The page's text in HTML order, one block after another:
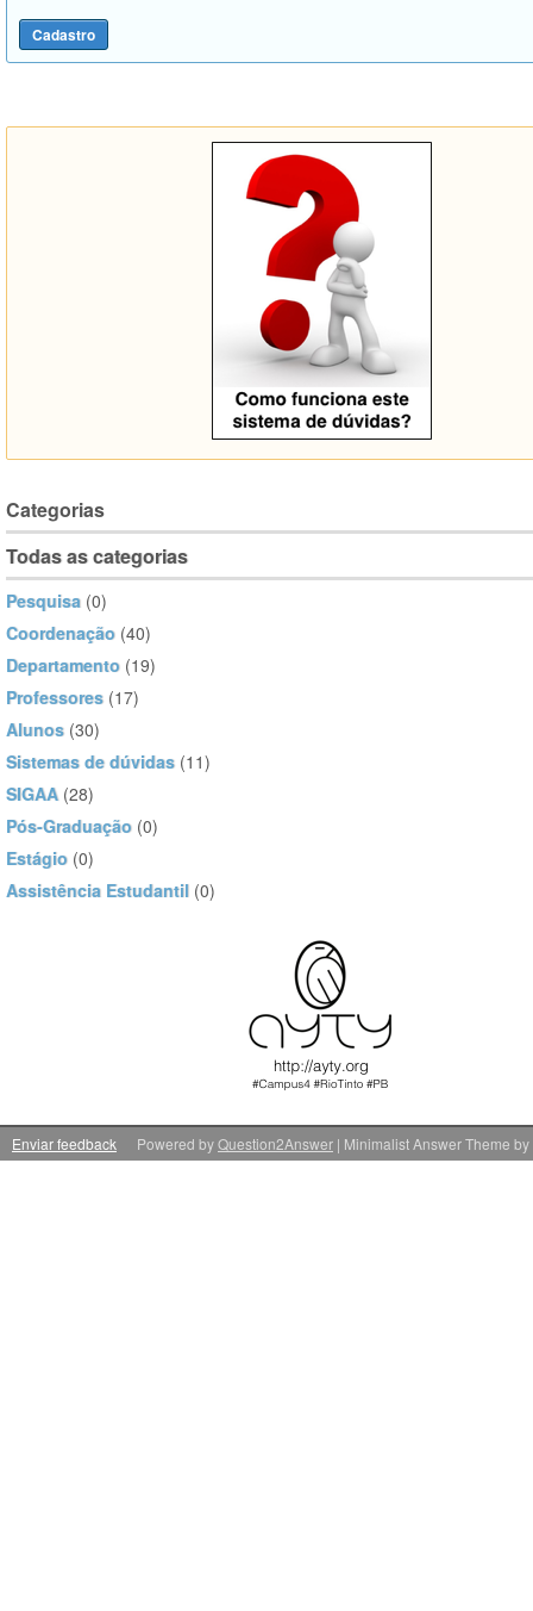
Categorias
Todas as categorias
Pesquisa (0)
Coordenação (40)
Departamento (19)
Professores (17)
Alunos (30)
Sistemas de dúvidas (11)
SIGAA (28)
Pós-Graduação (0)
Estágio (0)
Assistência Estudantil (0)
Enviar feedback | Minimalist Answer Theme by
Powered byQuestion2Answer